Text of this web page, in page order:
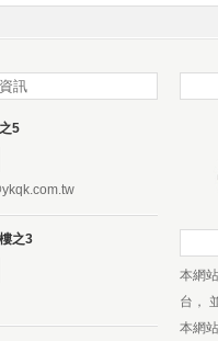
訊
5
之3
本網
台，
本網